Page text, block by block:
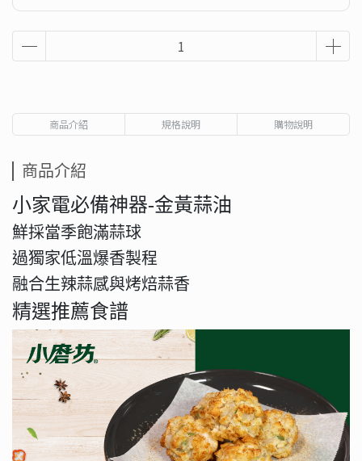
商品介紹 規格說明 購物說明
商品介紹
小家電必備神器-金黃蒜油
鮮採當季飽滿蒜球
過獨家低溫爆香製程
融合生辣蒜感與烤焙蒜香
精選推薦食譜